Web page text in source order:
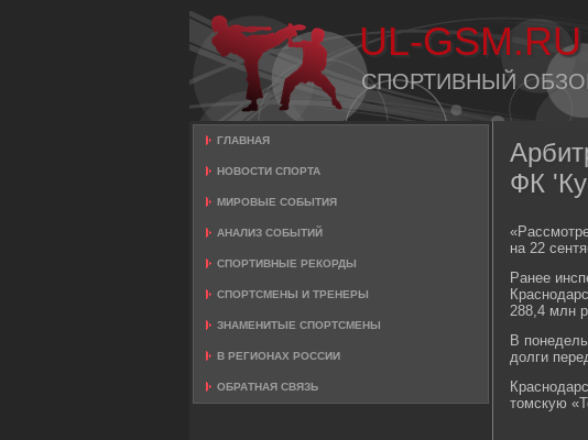
UL-GSM.RU
СПОРТИВНЫЙ
ГЛАВНАЯ
НОВОСТИ СПОРТА
МИРОВЫЕ СОБЫТИЯ
АНАЛИЗ СОБЫТИЙ
СПОРТИВНЫЕ РЕКОРДЫ
СПОРТСМЕНЫ И ТРЕНЕРЫ
ЗНАМЕНИТЫЕ СПОРТСМЕНЫ
В РЕГИОНАХ РОССИИ
ОБРАТНАЯ СВЯЗЬ
ФК
на 22
Ранее
288,4 млн
В
долги
томскую